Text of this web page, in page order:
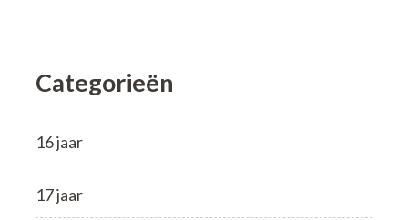
Categorieën
16 jaar
17 jaar